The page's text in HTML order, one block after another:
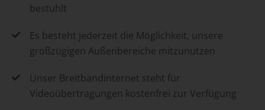
bestuhlt
Es besteht jederzeit die Möglichkeit, unsere
großzügigen Außenbereiche mitzunutzen
Unser Breitbandinternet steht für
Videoübertragungen kostenfrei zur Verfügung